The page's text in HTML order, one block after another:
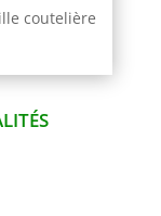
coutelière